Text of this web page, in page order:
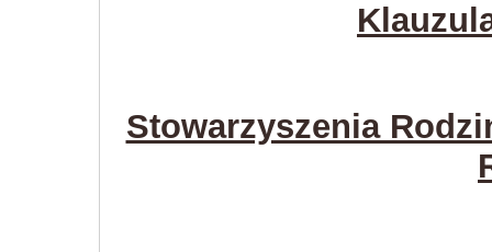
Stowarzyszenia